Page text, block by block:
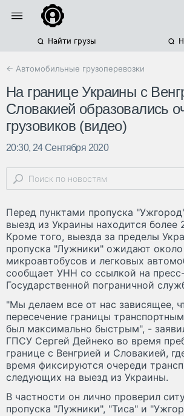
Найти грузы
← Автомобильные грузоперевозки
На границе Украины с
Словакией образовались
грузовиков (видео)
20:30, 24 Сентября 2020
Перед пунктами пропуска
выезд из Украины находится более
Кроме того, выезда за пределы
пропуска "Лужники" ожидают
микроавтобусов и легковых
сообщает УНН со ссылкой на
Государственной пограничной
"Мы делаем все от нас зависящее,
пересечение границы
был максимально быстрым", -
ГПСУ Сергей Дейнеко во время
границе с Венгрией и Словакией,
время фиксируются очереди
следующих на выезд из Украины.
В частности он лично проверил
пропуска "Лужники", "Тиса" и